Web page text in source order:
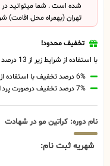
شده است . شما میتوانید در
تهران (بهمراه محل اقامت)
تخفیف محدود!
با استفاده از شرایط زیر از 13 درصد تخفیف بهره مند شوید.
6% درصد تخفیف با استفاده از کد تخفیف 20806
7% درصد تخفیف درصورت پرداخت شهریه با رمزارز
نام دوره: کراتین مو در شهادت
شهریه ثبت نام: